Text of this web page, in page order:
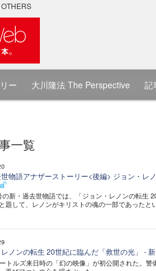
OTHERS
ー 大川隆法 The Perspective 記
一覧
物語アナザーストーリー<後編> ジョン・レ
の新・過去世物語では、「ジョン・レノンの転生
題して、レノンがキリストの魂の一部であったと
ノンの転生 20世紀に臨んだ「救世の光」 -
トルズ来日時の「幻の映像」が初公開された。